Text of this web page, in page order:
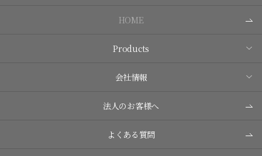
HOME
Products
会社情報
法人のお客様へ
よくある質問